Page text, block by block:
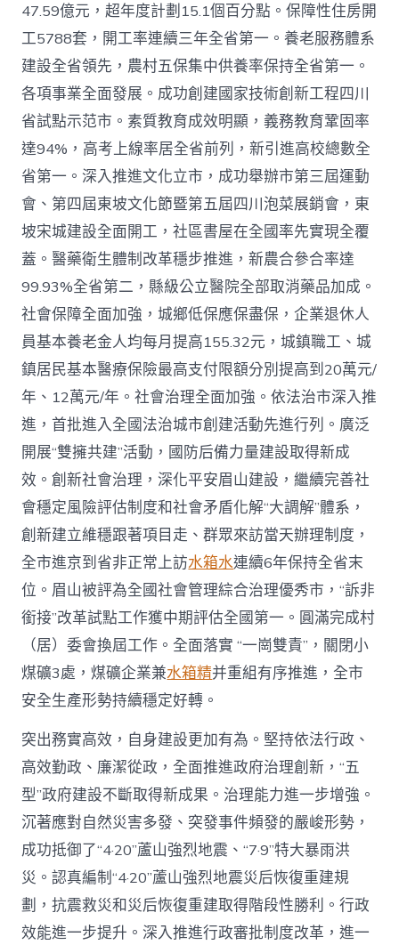
47.59億元，超年度計劃15.1個百分點。保障性住房開
工5788套，開工率連續三年全省第一。養老服務體系
建設全省領先，農村五保集中供養率保持全省第一。
各項事業全面發展。成功創建國家技術創新工程四川
省試點示范市。素質教育成效明顯，義務教育鞏固率
達94%，高考上線率居全省前列，新引進高校總數全
省第一。深入推進文化立市，成功舉辦市第三屆運動
會、第四屆東坡文化節暨第五屆四川泡菜展銷會，東
坡宋城建設全面開工，社區書屋在全國率先實現全覆
蓋。醫藥衛生體制改革穩步推進，新農合參合率達
99.93%全省第二，縣級公立醫院全部取消藥品加成。
社會保障全面加強，城鄉低保應保盡保，企業退休人
員基本養老金人均每月提高155.32元，城鎮職工、城
鎮居民基本醫療保險最高支付限額分別提高到20萬元/
年、12萬元/年。社會治理全面加強。依法治市深入推
進，首批進入全國法治城市創建活動先進行列。廣泛
開展“雙擁共建”活動，國防后備力量建設取得新成
效。創新社會治理，深化平安眉山建設，繼續完善社
會穩定風險評估制度和社會矛盾化解“大調解”體系，
創新建立維穩跟著項目走、群眾來訪當天辦理制度，
全市進京到省非正常上訪水箱水連續6年保持全省末
位。眉山被評為全國社會管理綜合治理優秀市，“訴非
銜接”改革試點工作獲中期評估全國第一。圓滿完成村
（居）委會換屆工作。全面落實 “一崗雙責”，關閉小
煤礦3處，煤礦企業兼水箱精并重組有序推進，全市
安全生產形勢持續穩定好轉。
突出務實高效，自身建設更加有為。堅持依法行政、
高效勤政、廉潔從政，全面推進政府治理創新，“五
型”政府建設不斷取得新成果。治理能力進一步增強。
沉著應對自然災害多發、突發事件頻發的嚴峻形勢，
成功抵御了“4·20”蘆山強烈地震、“7·9”特大暴雨洪
災。認真編制“4·20”蘆山強烈地震災后恢復重建規
劃，抗震救災和災后恢復重建取得階段性勝利。行政
效能進一步提升。深入推進行政審批制度改革，進一